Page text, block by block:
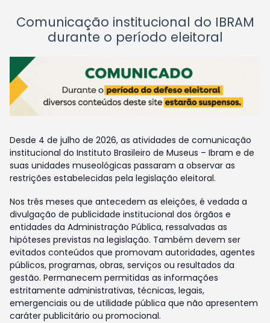
Comunicação institucional do IBRAM
durante o período eleitoral
Desde 4 de julho de 2026, as atividades de comunicação
institucional do Instituto Brasileiro de Museus – Ibram e de
suas unidades museológicas passaram a observar as
restrições estabelecidas pela legislação eleitoral.
Nos três meses que antecedem as eleições, é vedada a
divulgação de publicidade institucional dos órgãos e
entidades da Administração Pública, ressalvadas as
hipóteses previstas na legislação. Também devem ser
evitados conteúdos que promovam autoridades, agentes
públicos, programas, obras, serviços ou resultados da
gestão. Permanecem permitidas as informações
estritamente administrativas, técnicas, legais,
emergenciais ou de utilidade pública que não apresentem
caráter publicitário ou promocional.